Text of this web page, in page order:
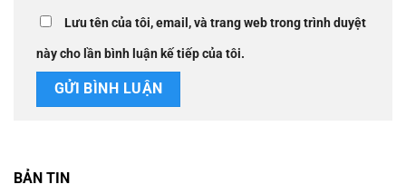
Lưu tên của tôi, email, và trang web trong trình duyệt
này cho lần bình luận kế tiếp của tôi.
BẢN TIN